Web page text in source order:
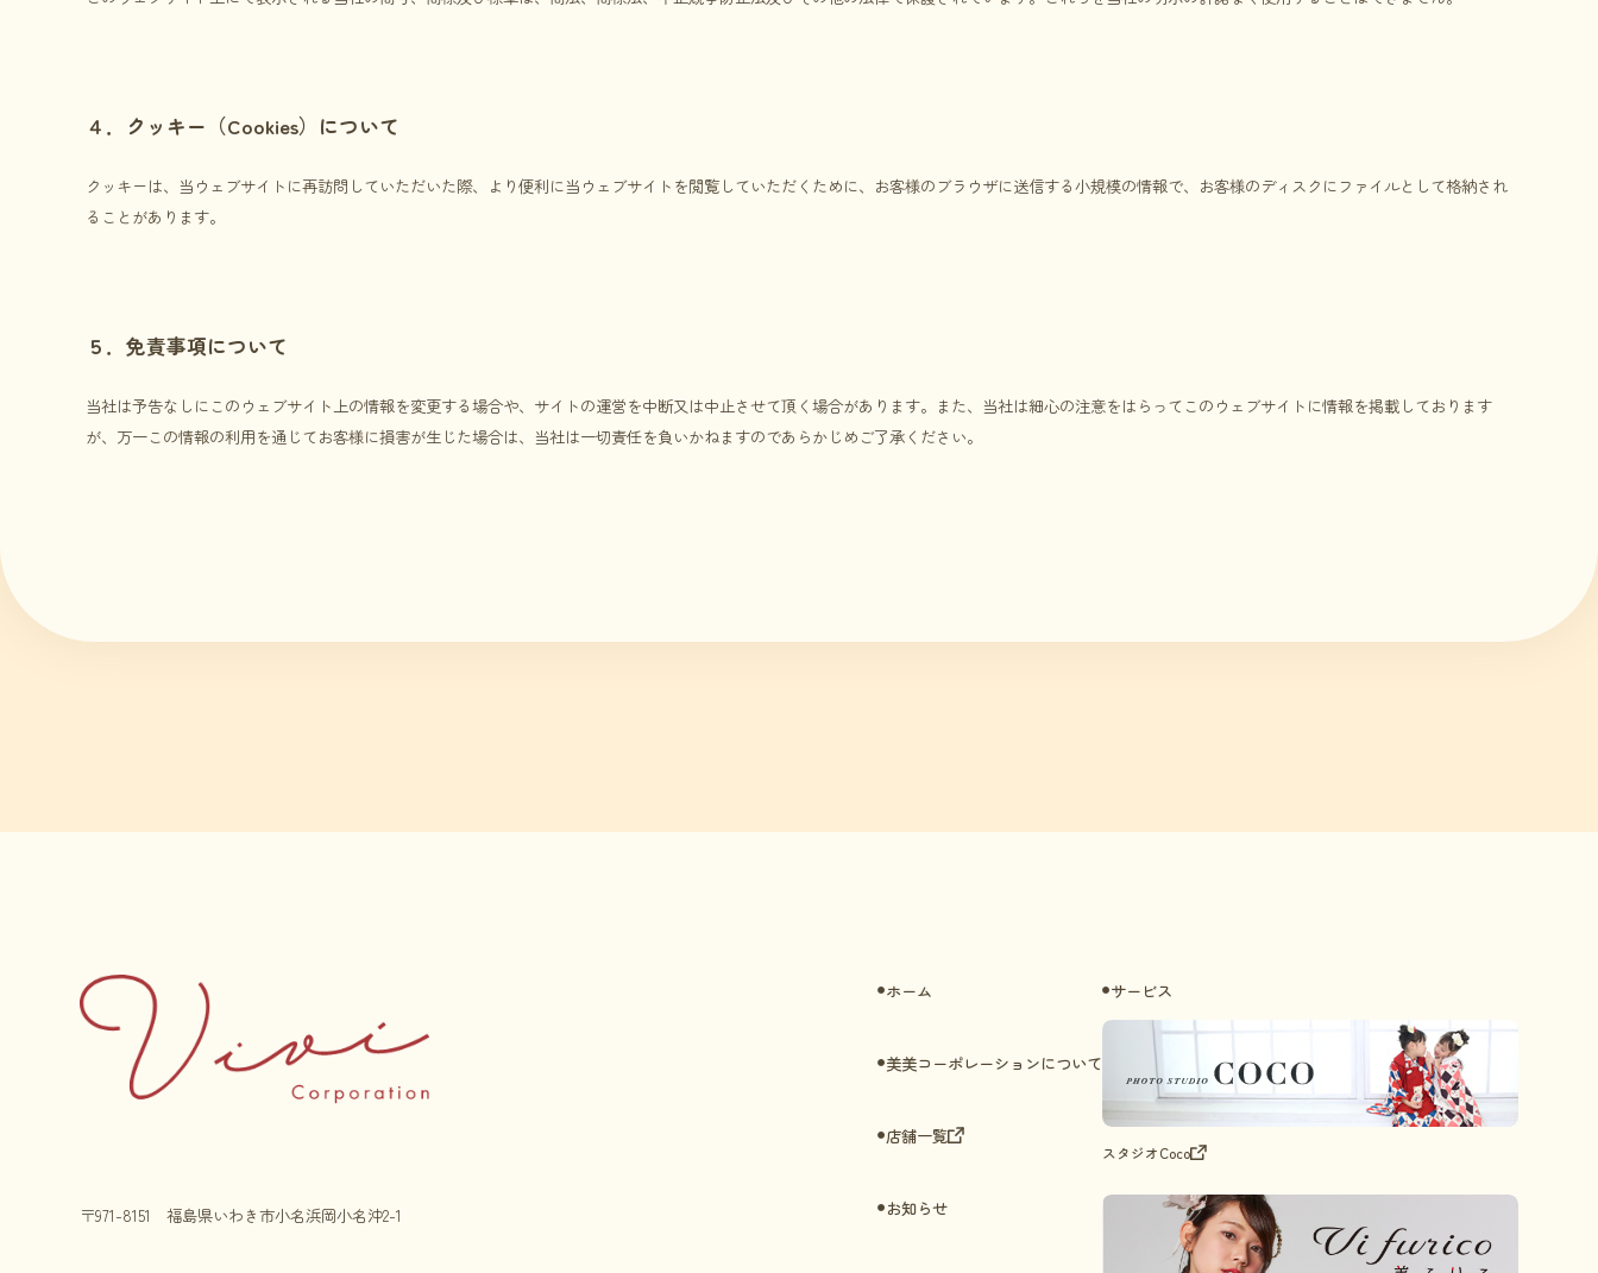
４．クッキー（Cookies）について
クッキーは、当ウェブサイトに再訪問していただいた際、より便利に当ウェブサイトを閲覧していただくために、お客様のブラウザに送信する小規模の情報で、お客様のディスクにファイルとして格納され
ることがあります。
５．免責事項について
当社は予告なしにこのウェブサイト上の情報を変更する場合や、サイトの運営を中断又は中止させて頂く場合があります。また、当社は細心の注意をはらってこのウェブサイトに情報を掲載しております
が、万一この情報の利用を通じてお客様に損害が生じた場合は、当社は一切責任を負いかねますのであらかじめご了承ください。
〒971-8151 福島県いわき市小名浜岡小名沖2-1
● ホーム
● 美美コーポレーションについて
● 店舗一覧
● お知らせ
● サービス
スタジオCoco